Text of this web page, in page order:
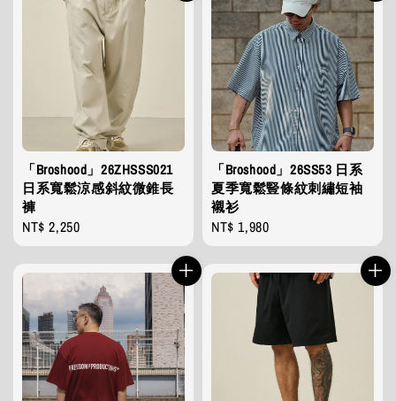
「Broshood」26ZHSSS021
日系寬鬆涼感斜紋微錐長
褲
Regular
price
NT$ 2,250
「Broshood」26SS53 日系
夏季寬鬆豎條紋刺繡短袖
襯衫
Regular
price
NT$ 1,980